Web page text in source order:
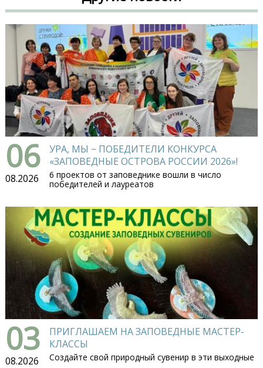
06
08.2026
УРА, МЫ − ПОБЕДИТЕЛИ КОНКУРСА
«ЗАПОВЕДНЫЕ ОСТРОВА РОССИИ 2026»!
6 проектов от заповеднике вошли в число
победителей и лауреатов
03
08.2026
ПРИГЛАШАЕМ НА ЗАПОВЕДНЫЕ МАСТЕР-
КЛАССЫ
Создайте свой природный сувенир в эти выходные